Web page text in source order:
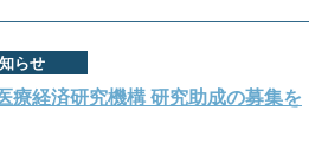
らせ
療経済研究機構 研究助成の募集を